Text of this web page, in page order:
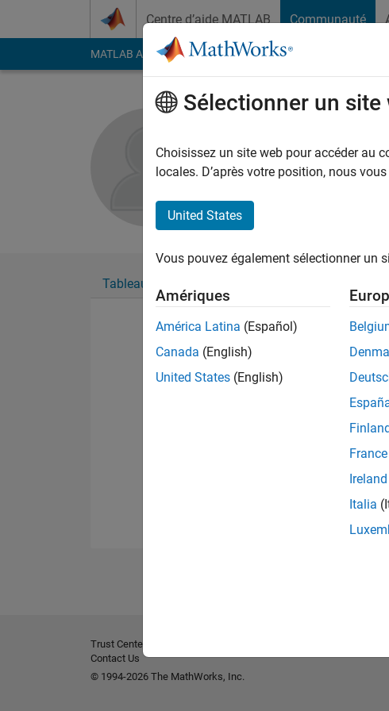
Centre d’aide MATLAB Communauté
MATLAB Answers File Exchange Cody
Followers:0Following:0
Tableau de bord
Sélectionner un site
Choisissez un site web pour accéder au
locales. D’après votre position, nous
United States
Vous pouvez également sélectionner un
Amériques
América Latina (Español)
Canada (English)
United States (English)
Finland
France
Ireland
Italia
Trust Center
Contact Us
© 1994-2026 The MathWorks, Inc.